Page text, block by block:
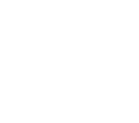
Toen Jakob eens aan
uitgeput van een van
Hij zei tegen Jakob:
die rode brij, want ik
Jakob antwoordde: